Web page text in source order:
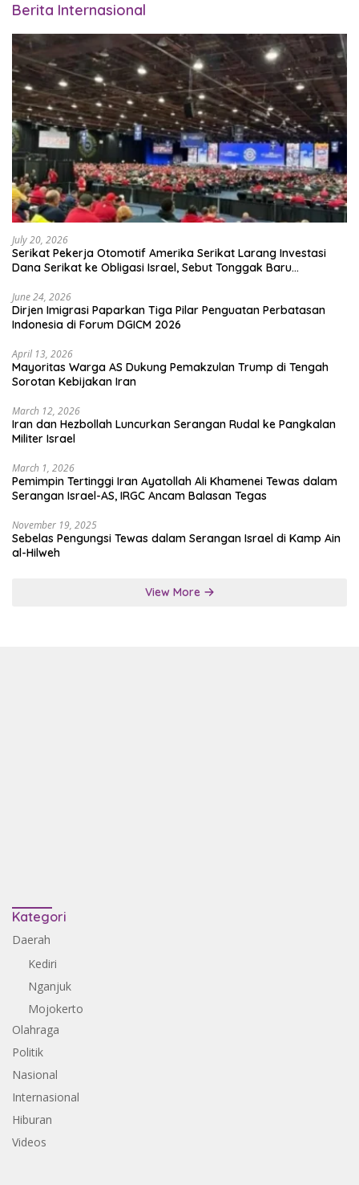
Berita Internasional
July 20, 2026
Serikat Pekerja Otomotif Amerika Serikat Larang Investasi
Dana Serikat ke Obligasi Israel, Sebut Tonggak Baru
June 24, 2026
Dirjen Imigrasi Paparkan Tiga Pilar Penguatan Perbatasan
Indonesia di Forum DGICM 2026
April 13, 2026
Mayoritas Warga AS Dukung Pemakzulan Trump di Tengah
Sorotan Kebijakan Iran
March 12, 2026
Iran dan Hezbollah Luncurkan Serangan Rudal ke Pangkalan
Militer Israel
March 1, 2026
Pemimpin Tertinggi Iran Ayatollah Ali Khamenei Tewas dalam
Serangan Israel-AS, IRGC Ancam Balasan Tegas
November 19, 2025
Sebelas Pengungsi Tewas dalam Serangan Israel di Kamp Ain
al-Hilweh
View More
Kategori
Daerah
Kediri
Nganjuk
Mojokerto
Olahraga
Politik
Nasional
Internasional
Hiburan
Videos